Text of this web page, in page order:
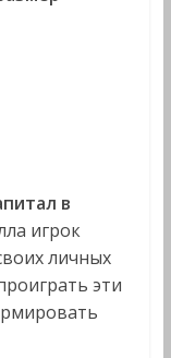
в
игрок
личных
эти